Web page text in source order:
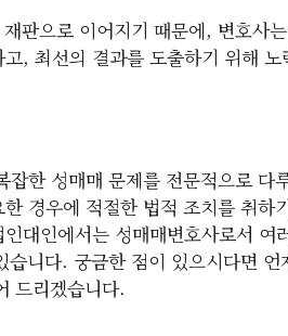
판으로 이어지기 때문에, 변호사
, 최선의 결과를 도출하기 위해 노
잡한 성매매 문제를 전문적으로 다
경우에 적절한 법적 조치를 취하
대인에서는 성매매변호사로서
니다. 궁금한 점이 있으시다면
드리겠습니다.